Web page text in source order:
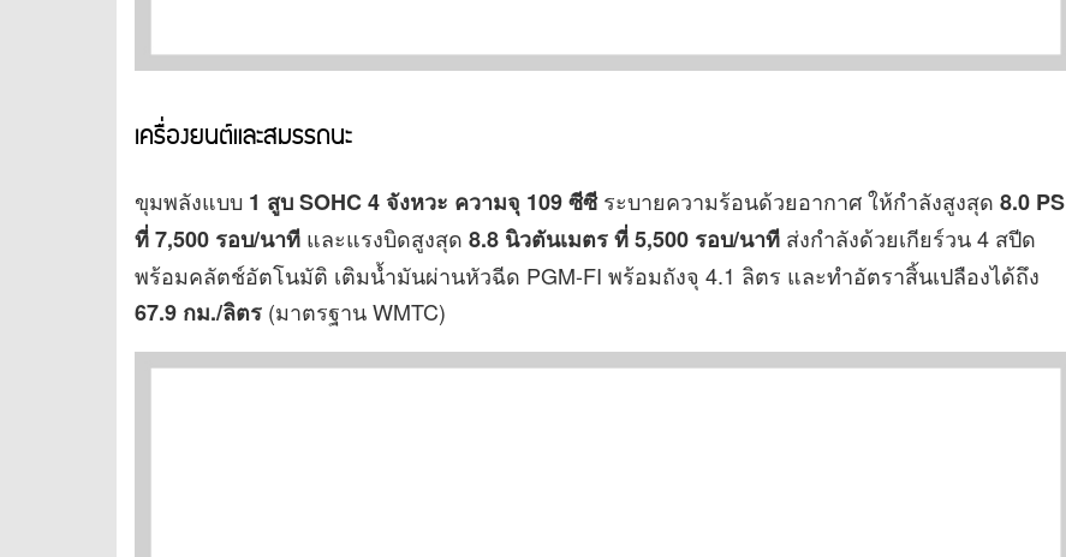
เครื่องยนต์และสมรรถนะ
ขุมพลังแบบ 1 สูบ SOHC 4 จังหวะ ความจุ 109 ซีซีระบายความร้อนด้วยอากาศ ให้กำลังสูงสุด 8.0 PS
ที่ 7,500 รอบ/นาที และแรงบิดสูงสุด 8.8 นิวตันเมตร ที่ 5,500 รอบ/นาที ส่งกำลังด้วยเกียร์วน 4 สปีด
พร้อมคลัตช์อัตโนมัติ เติมน้ำมันผ่านหัวฉีด PGM-FI พร้อมถังจุ 4.1 ลิตร และทำอัตราสิ้นเปลืองได้ถึง
67.9 กม./ลิตร (มาตรฐาน WMTC)